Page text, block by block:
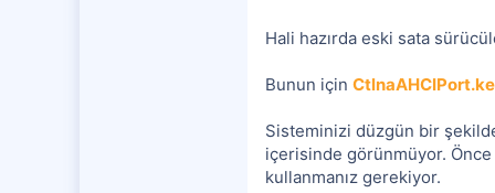
Hali hazırda eski sata
Bunun için
Sisteminizi düzgün bir
içerisinde görünmüyor.
kullanmanız gerekiyor.